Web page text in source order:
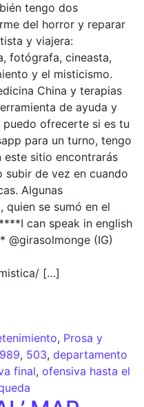
tengo dos
del horror y reparar
y viajera:
fotógrafa, cineasta,
y el misticismo.
China y terapias
de ayuda y
ofrecerte si es tu
para un turno, tengo
este sitio encontrarás
de vez en cuando
Algunas
quien se sumó en el
can speak in english
@girasolmonge (IG)
[…]
, Prosa y
, 503, departamento
final, ofensiva hasta el